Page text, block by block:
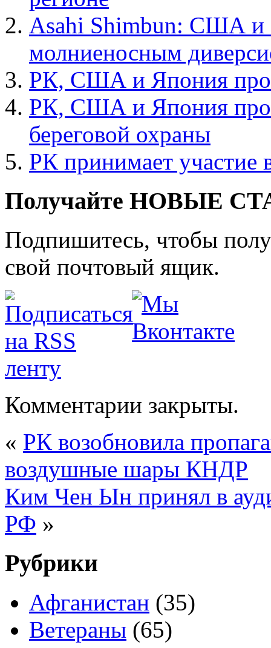
Asahi Shimbun: США и
молниеносным
РК, США и Япония
РК, США и Япония
береговой охраны
РК принимает участие
Получайте НОВЫЕ
Подпишитесь, чтобы
свой почтовый ящик.
Комментарии закрыты.
« РК возобновила
воздушные шары КНДР
Ким Чен Ын принял в
РФ »
Рубрики
Афганистан (35)
Ветераны (65)